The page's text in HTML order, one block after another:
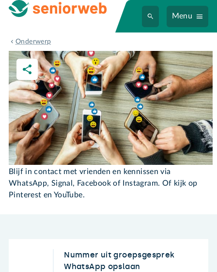
Menu
Onderwerp
Sociale media
Sociale media
Blijf in contact met vrienden en kennissen via
WhatsApp, Signal, Facebook of Instagram. Of kijk op
Pinterest en YouTube.
Nummer uit groepsgesprek
WhatsApp opslaan